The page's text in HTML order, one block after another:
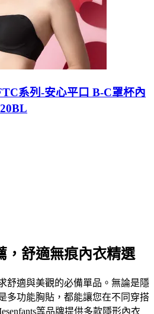
系列-安心平口 B-C罩杯內
，舒適無痕內衣精選
舒適與美觀的必備單品。無論是隱
多功能胸貼，都能讓您在不同穿搭
等品牌提供多款隱形內衣